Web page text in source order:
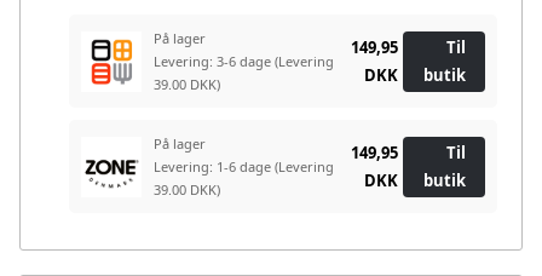
På lager
Levering: 3-6 dage (Levering
39.00 DKK)
149,95
DKK
Til
butik
På lager
Levering: 1-6 dage (Levering
39.00 DKK)
149,95
DKK
Til
butik